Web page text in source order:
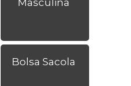
Bolsa Sacola